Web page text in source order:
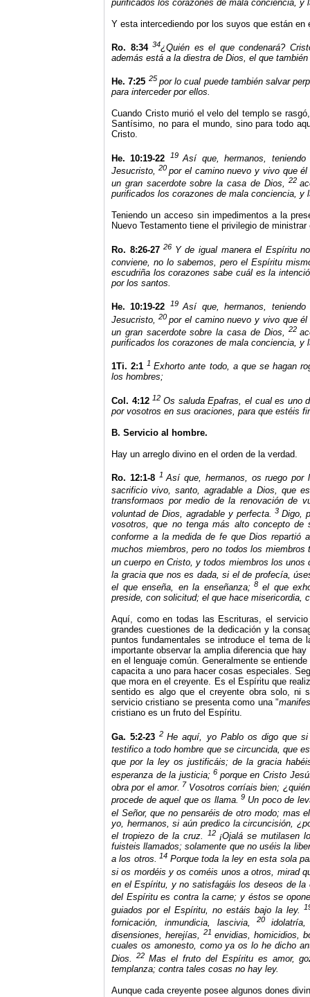
purificados los corazones de mala conciencia, y
Y esta intercediendo por los suyos que están en
Ro. 8:3434¿Quién es el que condenará?
además está a la diestra de Dios, el que
He. 7:25 25 por lo cual puede también salvar
para interceder por ellos.
Cuando Cristo murió el velo del templo se
Santísimo, no para el mundo, sino para todo
Cristo.
He. 10:19-22 19 Así que, hermanos,
Jesucristo, 20 por el camino nuevo y vivo que
un gran sacerdote sobre la casa de Dios, 22
purificados los corazones de mala conciencia, y
Teniendo un acceso sin impedimentos a la
Nuevo Testamento tiene el privilegio de
Ro. 8:26-2726 Y de igual manera el Espíritu
conviene, no lo sabemos, pero el Espíritu
escudriña los corazones sabe cuál es la
por los santos.
He. 10:19-22 19 Así que, hermanos,
Jesucristo,
20 por el camino nuevo y vivo que
un gran sacerdote sobre la casa de Dios, 22
purificados los corazones de mala conciencia, y
1Ti. 2:11 Exhorto ante todo, a que se hagan
los hombres;
Col. 4:1212 Os saluda Epafras, el cual es uno
por vosotros en sus oraciones, para que estéis
B. Servicio al hombre.
Hay un arreglo divino en el orden de la verdad.
Ro. 12:1-8 1 Así que, hermanos, os ruego por
sacrificio vivo, santo, agradable a Dios, que
transformaos por medio de la renovación de
voluntad de Dios, agradable y perfecta.
3 Digo,
vosotros, que no tenga más alto concepto
conforme a la medida de fe que Dios repartió
muchos miembros, pero no todos los miembros
un cuerpo en Cristo, y todos miembros los unos
la gracia que nos es dada, si el de profecía,
el que enseña, en la enseñanza; 8 el que
preside, con solicitud; el que hace misericordia,
Aquí, como en todas las Escrituras, el
grandes cuestiones de la dedicación y la
puntos fundamentales se introduce el tema
importante observar la amplia diferencia que
en el lenguaje común. Generalmente se
capacita a uno para hacer cosas especiales.
que mora en el creyente. Es el Espíritu que
sentido es algo que el creyente obra solo, ni
servicio cristiano se presenta como una "
cristiano es un fruto del Espíritu.
Ga. 5:2-232 He aquí, yo Pablo os digo que
testifico a todo hombre que se circuncida, que
que por la ley os justificáis; de la gracia
esperanza de la justicia; 6 porque en Cristo
obra por el amor. 7 Vosotros corríais bien;
procede de aquel que os llama. 9 Un poco de
el Señor, que no pensaréis de otro modo; mas
yo, hermanos, si aún predico la circuncisión,
el tropiezo de la cruz.
12 ¡Ojalá se mutilasen
fuisteis llamados; solamente que no uséis la
a los otros. 14 Porque toda la ley en esta sola
si os mordéis y os coméis unos a otros, mirad
en el Espíritu, y no satisfagáis los deseos de la
del Espíritu es contra la carne; y éstos se
guiados por el Espíritu, no estáis bajo la ley.
fornicación, inmundicia, lascivia, 20
disensiones, herejías, 21 envidias, homicidios,
cuales os amonesto, como ya os lo he dicho
Dios.
22 Mas el fruto del Espíritu es amor,
templanza; contra tales cosas no hay ley.
Aunque cada creyente posee algunos dones